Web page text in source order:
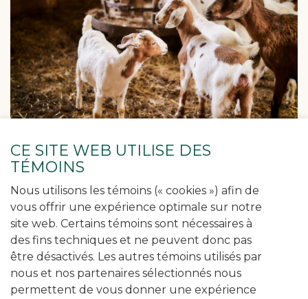
CE SITE WEB UTILISE DES
TÉMOINS
Nous utilisons les témoins (« cookies ») afin de
vous offrir une expérience optimale sur notre
site web. Certains témoins sont nécessaires à
des fins techniques et ne peuvent donc pas
être désactivés. Les autres témoins utilisés par
nous et nos partenaires sélectionnés nous
permettent de vous donner une expérience